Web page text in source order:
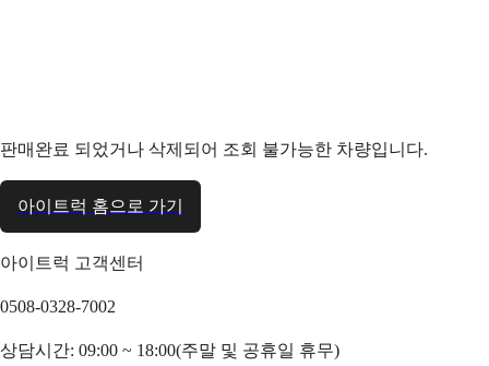
판매완료 되었거나 삭제되어 조회 불가능한 차량입니다.
아이트럭 홈으로 가기
아이트럭 고객센터
0508-0328-7002
상담시간: 09:00 ~ 18:00(주말 및 공휴일 휴무)